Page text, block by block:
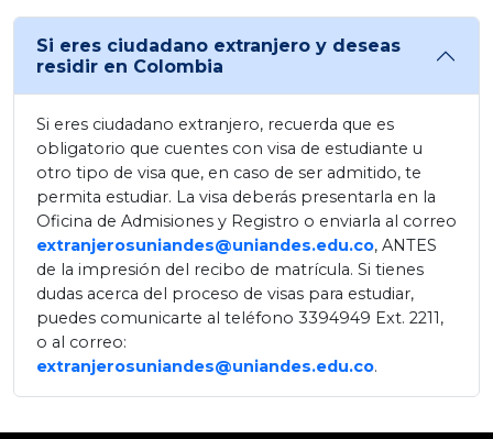
Si eres ciudadano extranjero y deseas
residir en Colombia
Si eres ciudadano extranjero, recuerda que es
obligatorio que cuentes con visa de estudiante u
otro tipo de visa que, en caso de ser admitido, te
permita estudiar. La visa deberás presentarla en la
Oficina de Admisiones y Registro o enviarla al correo
extranjerosuniandes@uniandes.edu.co, ANTES
de la impresión del recibo de matrícula. Si tienes
dudas acerca del proceso de visas para estudiar,
puedes comunicarte al teléfono 3394949 Ext. 2211,
o al correo:
extranjerosuniandes@uniandes.edu.co.